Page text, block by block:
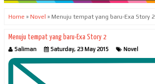
Home » Novel » Menuju tempat yang baru-Exa Story 2
Menuju tempat yang baru-Exa Story 2
Saliman Saturday, 23 May 2015 Novel